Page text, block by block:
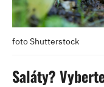
foto Shutterstock
Saláty?